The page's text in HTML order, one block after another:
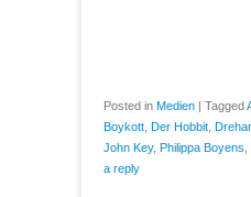
Posted in Medien | Tagged
Boykott Der Hobbit
John Key, Philippa Boyens
a reply